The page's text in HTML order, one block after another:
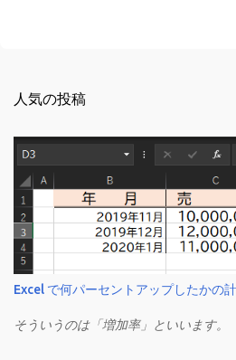
人気の投稿
Excel で何パーセントアップしたかの
そういうのは「増加率」といいます。